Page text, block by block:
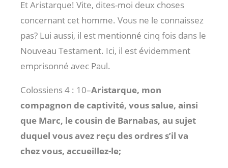
Et Aristarque! Vite, dites-moi deux choses
concernant cet homme. Vous ne le connaissez
pas? Lui aussi, il est mentionné cinq fois dans le
Nouveau Testament. Ici, il est évidemment
emprisonné avec Paul.
Colossiens 4 : 10–Aristarque, mon
compagnon de captivité, vous salue, ainsi
que Marc, le cousin de Barnabas, au sujet
duquel vous avez reçu des ordres s’il va
chez vous, accueillez-le;